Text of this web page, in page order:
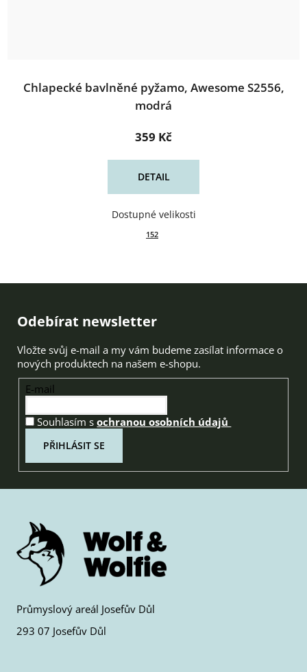
Chlapecké bavlněné pyžamo, Awesome S2556,
modrá
359 Kč
DETAIL
152
Zápatí
Odebírat newsletter
Vložte svůj e-mail a my vám budeme zasílat informace o
nových produktech na našem e-shopu.
E-mail
Souhlasím sochranou osobních údajů
PŘIHLÁSIT SE
Průmyslový areál Josefův Důl
293 07 Josefův Důl